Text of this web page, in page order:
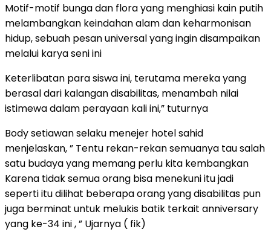
Motif-motif bunga dan flora yang menghiasi kain putih
melambangkan keindahan alam dan keharmonisan
hidup, sebuah pesan universal yang ingin disampaikan
melalui karya seni ini
Keterlibatan para siswa ini, terutama mereka yang
berasal dari kalangan disabilitas, menambah nilai
istimewa dalam perayaan kali ini,” tuturnya
Body setiawan selaku menejer hotel sahid
menjelaskan, ” Tentu rekan-rekan semuanya tau salah
satu budaya yang memang perlu kita kembangkan
Karena tidak semua orang bisa menekuni itu jadi
seperti itu dilihat beberapa orang yang disabilitas pun
juga berminat untuk melukis batik terkait anniversary
yang ke-34 ini , ” Ujarnya ( fik)